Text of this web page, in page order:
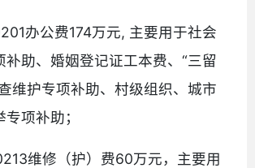
办公费174万元, 主要用于社会
补助、婚姻登记证工本费、“三留
维护专项补助、村级组织、城市
项补助；
维修（护）费60万元，主要用